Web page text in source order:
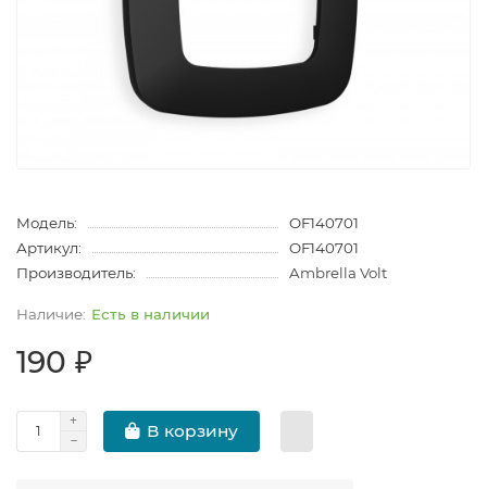
Модель:
OF140701
Артикул:
OF140701
Производитель:
Ambrella Volt
Есть в наличии
190 ₽
В корзину